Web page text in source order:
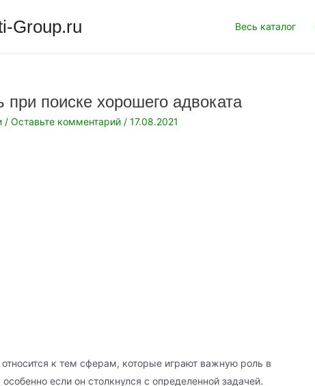
Group.ru Весь каталог
при поиске хорошего адвоката
/ Оставьте комментарий / 17.08.2021
к тем сферам, которые играют важную роль в
если он столкнулся с определенной задачей.